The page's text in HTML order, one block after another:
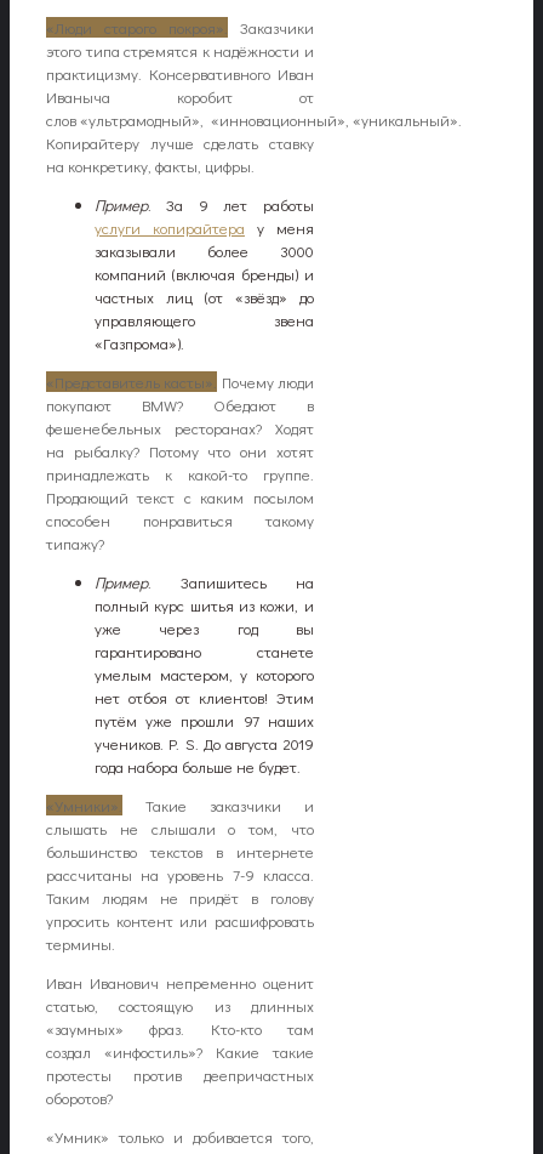
«Люди старого покроя».
Заказчики
этого типа стремятся к надёжности и
практицизму. Консервативного Иван
Иваныча коробит от
слов «ультрамодный», «инновационный», «уникальный».
Копирайтеру лучше сделать ставку
на конкретику, факты, цифры.
Пример. За 9 лет работы
услуги копирайтера у меня
заказывали более 3000
компаний (включая бренды) и
частных лиц (от «звёзд» до
управляющего звена
«Газпрома»).
«Представитель касты». Почему люди
покупают BMW? Обедают в
фешенебельных ресторанах? Ходят
на рыбалку? Потому что они хотят
принадлежать к какой-то группе.
Продающий текст с каким посылом
способен понравиться такому
типажу?
Пример. Запишитесь на
полный курс шитья из кожи, и
уже через год вы
гарантировано станете
умелым мастером, у которого
нет отбоя от клиентов! Этим
путём уже прошли 97 наших
учеников. P. S. До августа 2019
года набора больше не будет.
«Умники».
Такие заказчики и
слышать не слышали о том, что
большинство текстов в интернете
рассчитаны на уровень 7-9 класса.
Таким людям не придёт в голову
упросить контент или расшифровать
термины.
Иван Иванович непременно оценит
статью, состоящую из длинных
«заумных» фраз. Кто-кто там
создал «инфостиль»? Какие такие
протесты против деепричастных
оборотов?
«Умник» только и добивается того,